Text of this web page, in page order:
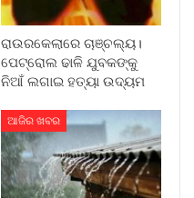
ରାଉରକେଲାରେ ଚାଞ୍ଚଲ୍ୟ।
ପେଟ୍ରୋଲ ଢାଳି ଯୁବକଙ୍କୁ
ନିଆଁ ଲଗାଇ ହତ୍ୟା ଉଦ୍ୟମ
ଆଜିର ଖବର